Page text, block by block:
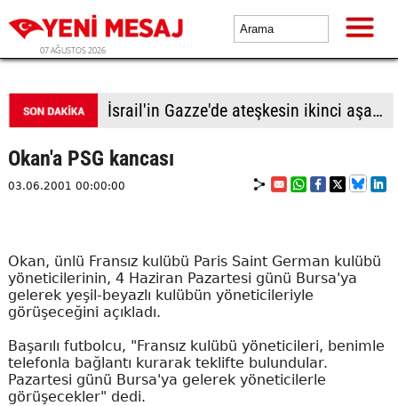
07 AĞUSTOS 2026
İsrail'in Gazze'de ateşkesin ikinci aşamasının uygulanmasına ilişkin yeni yol haritasını reddettiği bildirildi
Okan'a PSG kancası
03.06.2001 00:00:00
Okan, ünlü Fransız kulübü Paris Saint German kulübü
yöneticilerinin, 4 Haziran Pazartesi günü Bursa'ya
gelerek yeşil-beyazlı kulübün yöneticileriyle
görüşeceğini açıkladı.
Başarılı futbolcu, "Fransız kulübü yöneticileri, benimle
telefonla bağlantı kurarak teklifte bulundular.
Pazartesi günü Bursa'ya gelerek yöneticilerle
görüşecekler" dedi.